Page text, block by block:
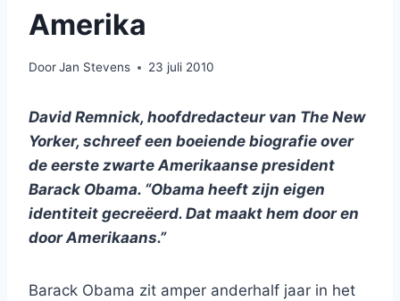
Amerika
DoorJan Stevens 23 juli 2010
David Remnick, hoofdredacteur van The New
Yorker, schreef een boeiende biografie over
de eerste zwarte Amerikaanse president
Barack Obama. “Obama heeft zijn eigen
identiteit gecreëerd. Dat maakt hem door en
door Amerikaans.”
Barack Obama zit amper anderhalf jaar in het